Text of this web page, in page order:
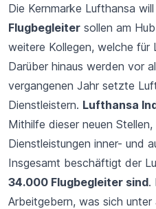
Die Kernmarke Lufthansa
Flugbegleiter sollen am
weitere Kollegen, welche für
Darüber hinaus werden vor
vergangenen Jahr setzte
Dienstleistern. Lufthansa
Mithilfe dieser neuen
Dienstleistungen inner- und
Insgesamt beschäftigt der
34.000 Flugbegleiter sind.
Arbeitgebern, was sich